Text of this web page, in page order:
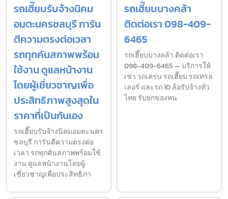
รถเฮี๊ยบรับจ้างนิคม
อมตะนครชลบุรี การัน
ตีความตรงต่อเวลา
รถทุกคันสภาพพร้อม
ใช้งาน ดูแลหน้างาน
โดยผู้เชี่ยวชาญเพื่อ
ประสิทธิภาพสูงสุดใน
ราคาที่เป็นกันเอง
รถเฮี๊ยบรับจ้างนิคมอมตะนคร
ชลบุรี การันตีความตรงต่อ
เวลา รถทุกคันสภาพพร้อมใช้
งาน ดูแลหน้างานโดยผู้
เชี่ยวชาญเพื่อประสิทธิภา
รถเฮี๊ยบบางคล้า
ติดต่อเรา 098-409-
6465
รถเฮี๊ยบบางคล้า ติดต่อเรา
098-409-6465 — บริการให้
เช่า รถเครน รถเฮี๊ยบ รถเทรล
เลอร์ และรถ 10 ล้อรับจ้างทั่ว
ไทย รับยกของหน